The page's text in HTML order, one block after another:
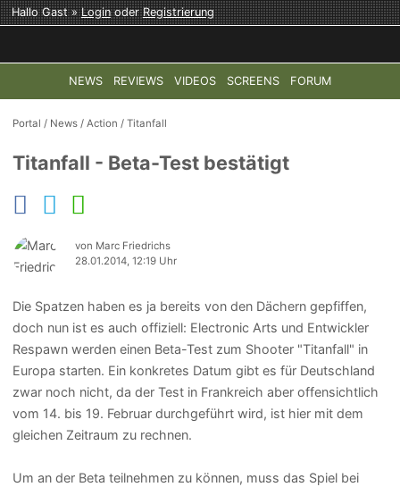
Hallo Gast »LoginoderRegistrierung
NEWS REVIEWS VIDEOS SCREENS FORUM
TOP-THEMEN: COD: MODERN WARFARE 4 HALO:
Portal / News /Action /Titanfall
Titanfall - Beta-Test bestätigt
von Marc Friedrichs
28.01.2014, 12:19 Uhr
Die Spatzen haben es ja bereits von den Dächern gepfiffen,
doch nun ist es auch offiziell: Electronic Arts und Entwickler
Respawn werden einen Beta-Test zum Shooter "Titanfall" in
Europa starten. Ein konkretes Datum gibt es für Deutschland
zwar noch nicht, da der Test in Frankreich aber offensichtlich
vom 14. bis 19. Februar durchgeführt wird, ist hier mit dem
gleichen Zeitraum zu rechnen.
Um an der Beta teilnehmen zu können, muss das Spiel bei